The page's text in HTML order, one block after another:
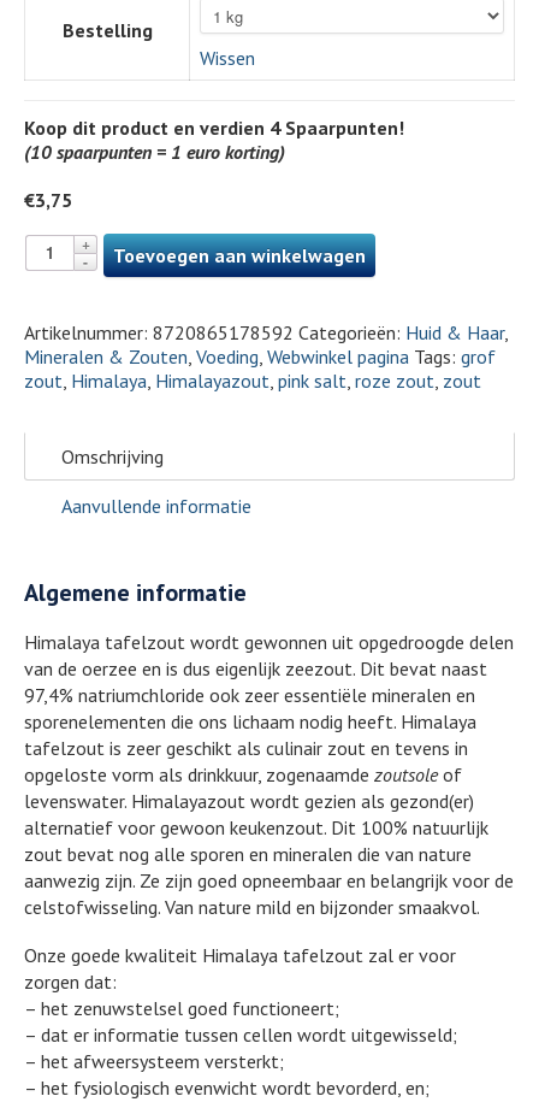
Bestelling
Wissen
Koop dit product en verdien 4Spaarpunten!
(10 spaarpunten = 1 euro korting)
€3,75
Toevoegen aan winkelwagen
Artikelnummer: 8720865178592 Categorieën: Huid & Haar,
Mineralen & Zouten Voeding Webwinkel pagina Tags: grof
zout Himalaya Himalayazout pink salt roze zout zout
Omschrijving
Aanvullende informatie
Algemene informatie
Himalaya tafelzout wordt gewonnen uit opgedroogde delen
van de oerzee en is dus eigenlijk zeezout. Dit bevat naast
97,4% natriumchloride ook zeer essentiële mineralen en
sporenelementen die ons lichaam nodig heeft. Himalaya
tafelzout is zeer geschikt als culinair zout en tevens in
opgeloste vorm als drinkkuur, zogenaamde zoutsoleof
levenswater. Himalayazout wordt gezien als gezond(er)
alternatief voor gewoon keukenzout. Dit 100% natuurlijk
zout bevat nog alle sporen en mineralen die van nature
aanwezig zijn. Ze zijn goed opneembaar en belangrijk voor de
celstofwisseling. Van nature mild en bijzonder smaakvol.
Onze goede kwaliteit Himalaya tafelzout zal er voor
zorgen dat:
– het zenuwstelsel goed functioneert;
– dat er informatie tussen cellen wordt uitgewisseld;
– het afweersysteem versterkt;
– het fysiologisch evenwicht wordt bevorderd, en;